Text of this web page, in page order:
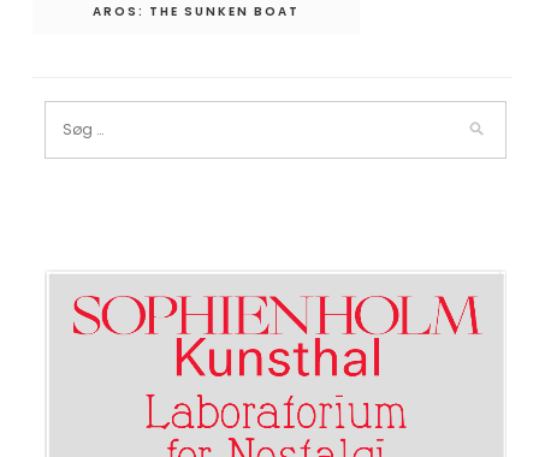
AROS: THE SUNKEN BOAT